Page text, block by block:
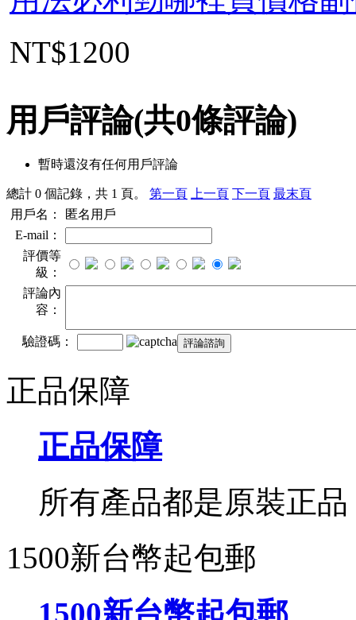
NT$1200
用戶評論(共0條評論)
暫時還沒有任何用戶評論
總計 0 個記錄，共 1 頁。 第一頁 上一頁 下一頁 最末頁
用戶名：
匿名用戶
E-mail：
評價等
級：
評論內
容：
驗證碼：
正品保障
正品保障
所有產品都是原裝正品
1500新台幣起包郵